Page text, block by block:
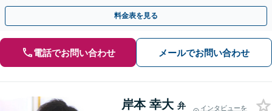
対応可】【完全個室対応】
料金表を見る
電話でお問い合わせ メールでお問い合わせ
岸本 幸大 弁
インタビューを